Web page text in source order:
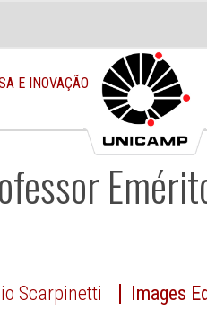
E INOVAÇÃO
Scarpinetti Images